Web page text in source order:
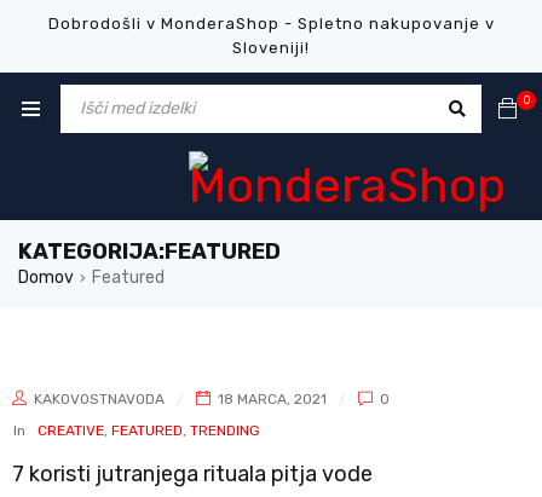
Dobrodošli v MonderaShop - Spletno nakupovanje v
Sloveniji!
0
KATEGORIJA:FEATURED
Domov › Featured
KAKOVOSTNAVODA 18 MARCA, 2021
0
In
CREATIVE, FEATURED, TRENDING
7 koristi jutranjega rituala pitja vode